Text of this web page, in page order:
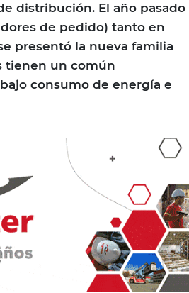
distribución. El año pasado
de pedido) tanto en
presentó la nueva familia
tienen un común
consumo de energía e